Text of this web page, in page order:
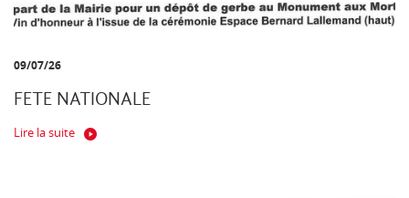
09/07/26
FETE NATIONALE
Lire la suite